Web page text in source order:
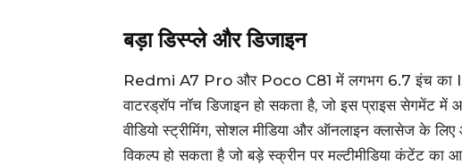
बड़ा डिस्प्ले और डिजाइन
Redmi A7 Pro और Poco C81 में लगभग 6.7 इंच का
वाटरड्रॉप नॉच डिजाइन हो सकता है, जो इस प्राइस सेगमेंट
वीडियो स्ट्रीमिंग, सोशल मीडिया और ऑनलाइन क्लासेज के
विकल्प हो सकता है जो बड़े स्क्रीन पर मल्टीमीडिया कंटेंट का